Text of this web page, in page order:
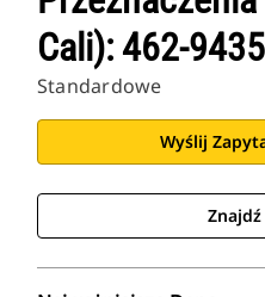
Cali): 462-9435
Standardowe
Wyślij